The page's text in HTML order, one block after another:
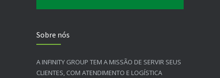
Sobre nós
A INFINITY GROUP TEM A MISSÃO DE SERVIR SEUS
CLIENTES, COM ATENDIMENTO E LOGÍSTICA